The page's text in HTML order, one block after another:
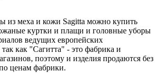
из меха и кожи Sagitta можно купить
куртки и плащи и головные уборы
ведущих европейских
как "Сагитта" - это фабрика и
поэтому и изделия продаются без
ценам фабрики.